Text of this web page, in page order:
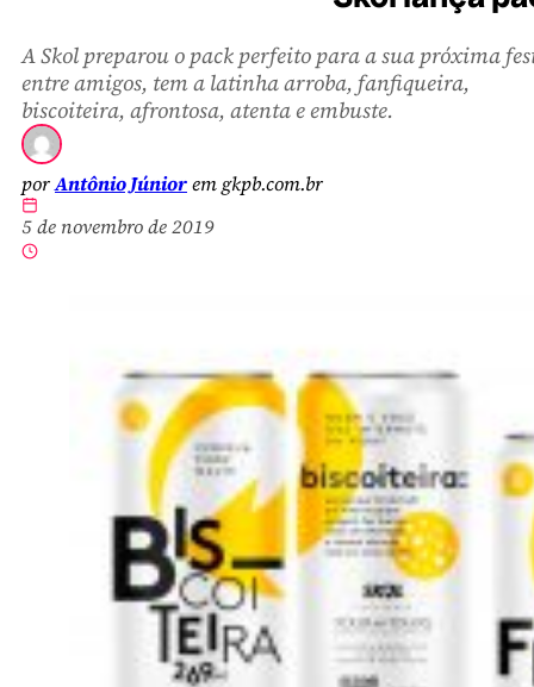
A Skol preparou o pack perfeito para a sua próxima
entre amigos, tem a latinha arroba, fanfiqueira,
biscoiteira, afrontosa, atenta e embuste.
porAntônio Júniorem gkpb.com.br
5 de novembro de 2019